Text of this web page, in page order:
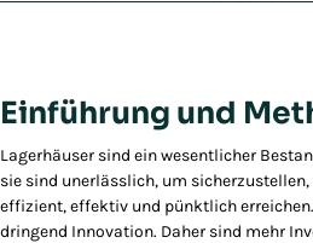
Einführung und
Lagerhäuser sind ein wesentlicher
sie sind unerlässlich, um
effizient, effektiv und pünktlich
dringend Innovation. Daher sind mehr